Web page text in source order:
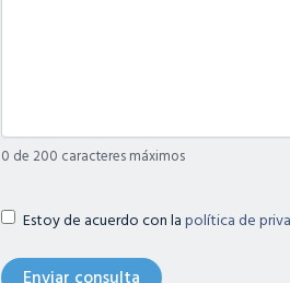
0 de 200 caracteres máximos
Términos(Obligatorio)
Estoy de acuerdo con lapolítica de